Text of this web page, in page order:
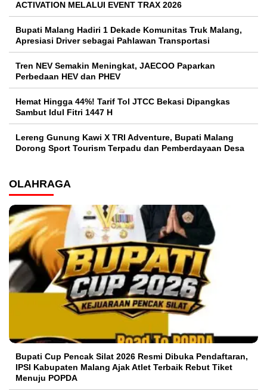
ACTIVATION MELALUI EVENT TRAX 2026
Bupati Malang Hadiri 1 Dekade Komunitas Truk Malang,
Apresiasi Driver sebagai Pahlawan Transportasi
Tren NEV Semakin Meningkat, JAECOO Paparkan
Perbedaan HEV dan PHEV
Hemat Hingga 44%! Tarif Tol JTCC Bekasi Dipangkas
Sambut Idul Fitri 1447 H
Lereng Gunung Kawi X TRI Adventure, Bupati Malang
Dorong Sport Tourism Terpadu dan Pemberdayaan Desa
OLAHRAGA
Bupati Cup Pencak Silat 2026 Resmi Dibuka Pendaftaran,
IPSI Kabupaten Malang Ajak Atlet Terbaik Rebut Tiket
Menuju POPDA